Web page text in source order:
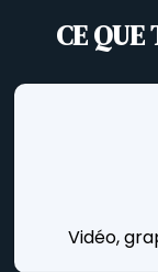
CE QUE
Vidéo,